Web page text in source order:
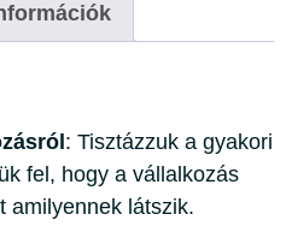
: Tisztázzuk a gyakori
fel, hogy a vállalkozás
amilyennek látszik.